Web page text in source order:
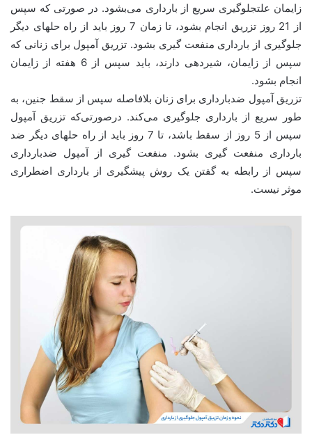
زایمان علتجلوگیری سریع از بارداری می‌بشود. در صورتی که سپس
از 21 روز تزریق انجام بشود، تا زمان 7 روز باید از راه حلهای دیگر
جلوگیری از بارداری منفعت گیری بشود. تزریق آمپول برای زنانی که
سپس از زایمان، شیردهی دارند، باید سپس از 6 هفته از زایمان
انجام بشود.
تزریق آمپول ضدبارداری برای زنان بلافاصله سپس از سقط جنین، به
طور سریع از بارداری جلوگیری می‌کند. درصورتی‌که تزریق آمپول
سپس از 5 روز از سقط باشد، تا 7 روز باید از راه حلهای دیگر ضد
بارداری منفعت گیری بشود. منفعت گیری از آمپول ضدبارداری
سپس از رابطه به گفتن یک روش پیشگیری از بارداری اضطراری
موثر نیست.